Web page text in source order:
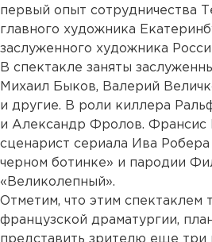
первый опыт сотрудничества
главного художника
заслуженного художника
В спектакле заняты
Михаил Быков, Валерий
и другие. В роли киллера
и Александр Фролов. Франсис
сценарист сериала Ива
черном ботинке» и пародии
«Великолепный».
Отметим, что этим спектаклем
французской драматургии,
представить зрителю еще три